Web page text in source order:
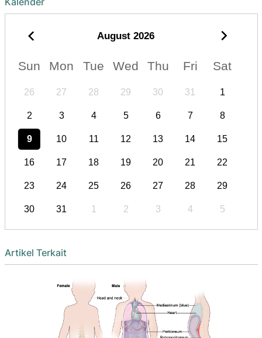
August 2026
Sun Mon Tue Wed Thu Fri Sat
26 27 28 29 30 31 1
2 3 4 5 6 7 8
9 10 11 12 13 14 15
16 17 18 19 20 21 22
23 24 25 26 27 28 29
30 31 1 2 3 4 5
Artikel Terkait